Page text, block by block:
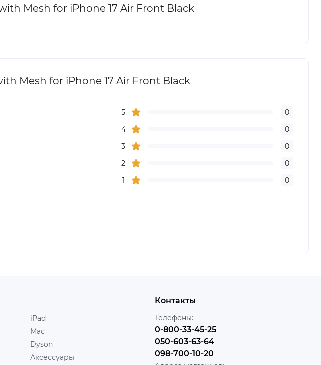
Mesh for iPhone 17 Air Front Black
Mesh for iPhone 17 Air Front Black
5
0
4
0
3
0
2
0
1
0
iPad
Mac
Dyson
Аксессуары
Контакты
Телефоны:
0-800-33-45-25
050-603-63-64
098-700-10-20